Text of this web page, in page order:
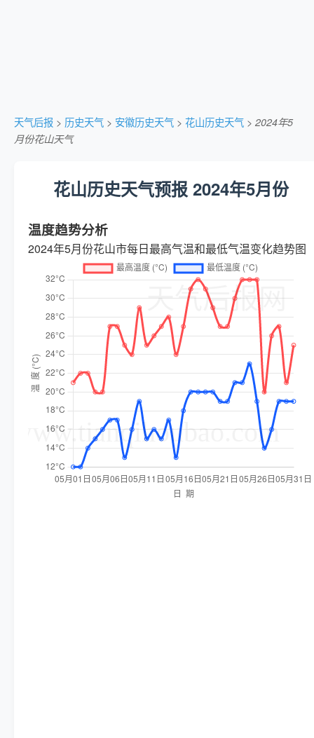
天气后报 > 历史天气 > 安徽历史天气 > 花山历史天气 > 2024年5
月份花山天气
花山历史天气预报 2024年5月份
温度趋势分析
2024年5月份花山市每日最高气温和最低气温变化趋势图